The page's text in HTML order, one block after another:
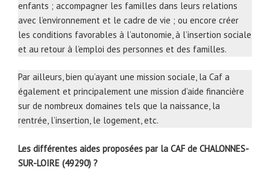
enfants ; accompagner les familles dans leurs relations
avec l’environnement et le cadre de vie ; ou encore créer
les conditions favorables à l’autonomie, à l’insertion sociale
et au retour à l’emploi des personnes et des familles.
Par ailleurs, bien qu’ayant une mission sociale, la Caf a
également et principalement une mission d’aide financière
sur de nombreux domaines tels que la naissance, la
rentrée, l’insertion, le logement, etc.
Les différentes aides proposées par la CAF de CHALONNES-
SUR-LOIRE (49290) ?